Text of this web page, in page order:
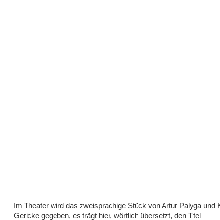
Im Theater wird das zweisprachige Stück von Artur Palyga und
Gericke gegeben, es trägt hier, wörtlich übersetzt, den Titel